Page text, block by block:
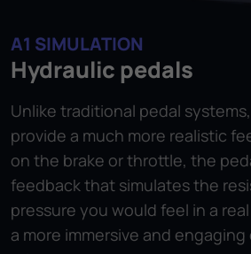
A1 SIMULATION
Hydraulic pedals
Unlike traditional pedal systems,
provide a much more realistic
on the brake or throttle, the
feedback that simulates the
pressure you would feel in a
a more immersive and